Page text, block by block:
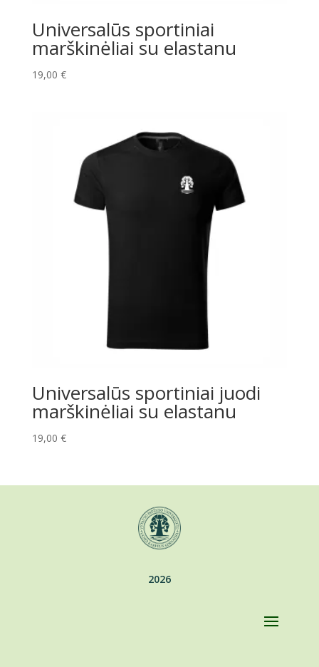
Universalūs sportiniai
marškinėliai su elastanu
19,00 €
Universalūs sportiniai juodi
marškinėliai su elastanu
19,00 €
2026